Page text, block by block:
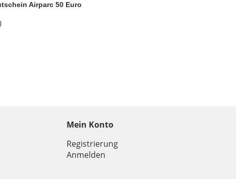
Airparc 50 Euro
Mein Konto
Registrierung
Anmelden